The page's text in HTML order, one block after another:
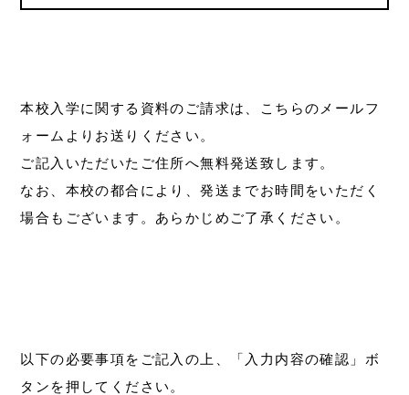
本校入学に関する資料のご請求は、こちらのメールフ
ォームよりお送りください。
ご記入いただいたご住所へ無料発送致します。
なお、本校の都合により、発送までお時間をいただく
場合もございます。あらかじめご了承ください。
以下の必要事項をご記入の上、「入力内容の確認」ボ
タンを押してください。